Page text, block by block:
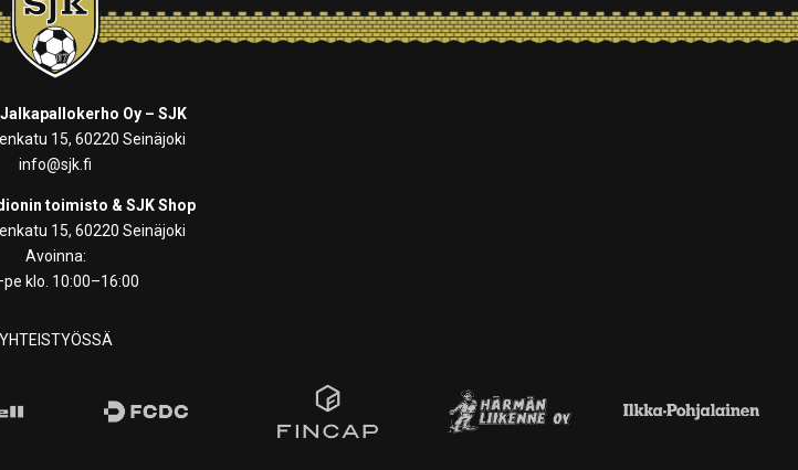
Oy – SJK
15, 60220 Seinäjoki
info@sjk.fi
toimisto & SJK Shop
15, 60220 Seinäjoki
Avoinna:
klo. 10:00–16:00
YHTEISTYÖSSÄ